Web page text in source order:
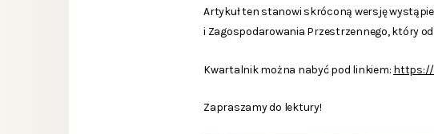
Artykuł ten stanowi skróconą wersję
i Zagospodarowania Przestrzennego, który
Kwartalnik można nabyć pod linkiem: https://
Zapraszamy do lektury!